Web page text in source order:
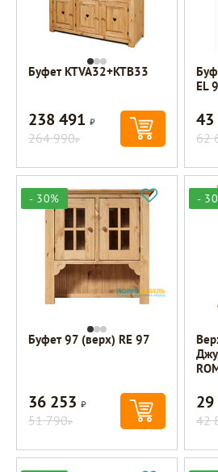
Буфет KTVA32+KTB33
238 491Р
264 990Р
EL
62
- 30%
Буфет 97 (верх) RE 97
36 253Р
51 790Р
-
42